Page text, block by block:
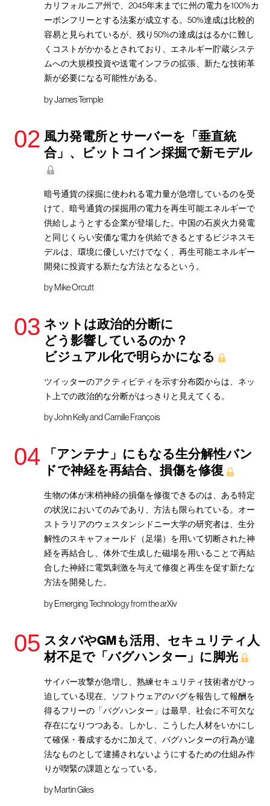
カリフォルニア州で、2045年末までに州の電力を100%カ
ーボンフリーとする法案が成立する。50%達成は比較的
容易と見られているが、残り50%の達成ははるかに難し
くコストがかかるとされており、エネルギー貯蔵システ
ムへの大規模投資や送電インフラの拡張、新たな技術革
新が必要になる可能性がある。
byJames Temple
風力発電所とサーバーを「垂直統
合」、ビットコイン採掘で新モデル
暗号通貨の採掘に使われる電力量が急増しているのを受
けて、暗号通貨の採掘用の電力を再生可能エネルギーで
供給しようとする企業が登場した。中国の石炭火力発電
と同じくらい安価な電力を供給できるとするビジネスモ
デルは、環境に優しいだけでなく、再生可能エネルギー
開発に投資する新たな方法となるという。
byMike Orcutt
ネットは政治的分断に
どう影響しているのか？
ビジュアル化で明らかになる
ツイッターのアクティビティを示す分布図からは、ネッ
ト上での政治的な分断がはっきりと見えてくる。
byJohn Kelly and Camille François
「アンテナ」にもなる生分解性バン
ドで神経を再結合、損傷を修復
生物の体が末梢神経の損傷を修復できるのは、ある特定
の状況においてのみであり、方法も限られている。オー
ストラリアのウェスタンシドニー大学の研究者は、生分
解性のスキャフォールド（足場）を用いて切断された神
経を再結合し、体外で生成した磁場を用いることで再結
合した神経に電気刺激を与えて修復と再生を促す新たな
方法を開発した。
byEmerging Technology from the arXiv
スタバやGMも活用、セキュリティ人
材不足で「バグハンター」に脚光
サイバー攻撃が急増し、熟練セキュリティ技術者がひっ
迫している現在、ソフトウェアのバグを報告して報酬を
得るフリーの「バグハンター」は最早、社会に不可欠な
存在になりつつある。しかし、こうした人材をいかにし
て確保・養成するかに加えて、バグハンターの行為が違
法なものとして逮捕されないようにするための仕組み作
りが喫緊の課題となっている。
byMartin Giles